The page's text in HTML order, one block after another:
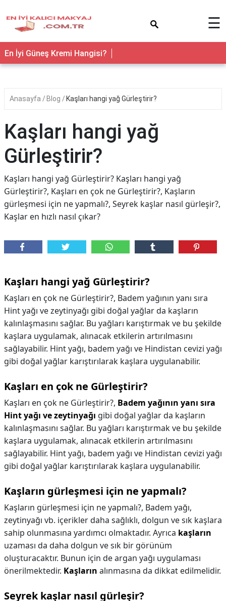
☰
En İyi Güneş Kremi Hangisi?
Anasayfa Blog Kaşları hangi yağ Gürleştirir?
Kaşları hangi yağ
Gürleştirir?
Kaşları hangi yağ Gürleştirir? Kaşları hangi yağ
Gürleştirir?, Kaşları en çok ne Gürleştirir?, Kaşların
gürleşmesi için ne yapmalı?, Seyrek kaşlar nasıl gürleşir?,
Kaşlar en hızlı nasıl çıkar?
Kaşları hangi yağ Gürleştirir?
Kaşları en çok ne Gürleştirir?, Badem yağının yanı sıra
Hint yağı ve zeytinyağı gibi doğal yağlar da kaşların
kalınlaşmasını sağlar. Bu yağları karıştırmak ve bu şekilde
kaşlara uygulamak, alınacak etkilerin artırılmasını
sağlayabilir. Hint yağı, badem yağı ve Hindistan cevizi yağı
gibi doğal yağlar karıştırılarak kaşlara uygulanabilir.
Kaşları en çok ne Gürleştirir?
Kaşları en çok ne Gürleştirir?, Badem yağının yanı sıra
Hint yağı ve zeytinyağı gibi doğal yağlar da kaşların
kalınlaşmasını sağlar. Bu yağları karıştırmak ve bu şekilde
kaşlara uygulamak, alınacak etkilerin artırılmasını
sağlayabilir. Hint yağı, badem yağı ve Hindistan cevizi yağı
gibi doğal yağlar karıştırılarak kaşlara uygulanabilir.
Kaşların gürleşmesi için ne yapmalı?
Kaşların gürleşmesi için ne yapmalı?, Badem yağı,
zeytinyağı vb. içerikler daha sağlıklı, dolgun ve sık kaşlara
sahip olunmasına yardımcı olmaktadır. Ayrıca kaşların
uzaması da daha dolgun ve sık bir görünüm
oluşturacaktır. Bunun için de argan yağı uygulaması
önerilmektedir. Kaşların alınmasına da dikkat edilmelidir.
Seyrek kaşlar nasıl gürleşir?